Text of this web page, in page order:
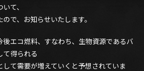
て、
で、お知らせいたします。
後エコ燃料、すなわち、生物資源であるバ
て得られる
て需要が増えていくと予想されていま